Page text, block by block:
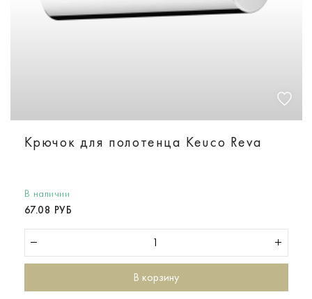
Крючок для полотенца Keuco Reva
В наличии
67.08 РУБ
В корзину